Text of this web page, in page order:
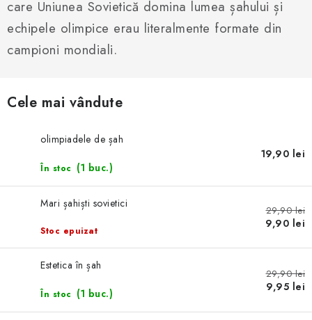
ANTICARIAT
Condiţii generale de vânzare
care Uniunea Sovietică domina lumea șahului și
echipele olimpice erau literalmente formate din
campioni mondiali.
Cele mai vândute
olimpiadele de șah
În stoc (1 buc.)
19,90 lei
Mari șahiști sovietici
Stoc epuizat
29,90 lei
9,90 lei
Estetica în șah
În stoc (1 buc.)
29,90 lei
9,95 lei